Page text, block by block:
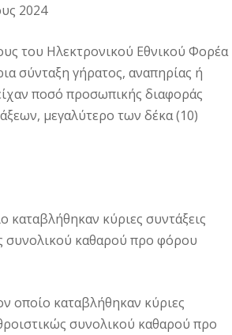
2024
του Ηλεκτρονικού Εθνικού Φορέα
σύνταξη γήρατος, αναπηρίας ή
ποσό προσωπικής διαφοράς
μεγαλύτερο των δέκα (10)
καταβλήθηκαν κύριες συντάξεις
συνολικού καθαρού προ φόρου
οποίο καταβλήθηκαν κύριες
συνολικού καθαρού προ